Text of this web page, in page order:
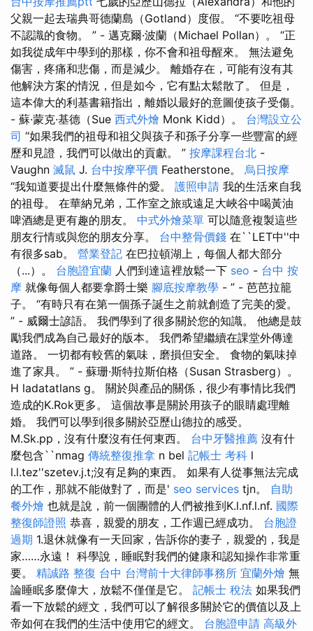
父親一起去瑞典哥德蘭島（Gotland）度假。 “不要吃祖母
不認識的食物。 ” - 邁克爾·波蘭（Michael Pollan）。 “正
如我從成年中學到的那樣，你不會和祖母醒來。 無法避免
傷害，疼痛和悲傷，而是減少。 離婚存在，可能有沒有其
他解決方案的情況，但是如今，它有點太鬆散了。 但是，
這本偉大的利基書籍指出，離婚以最好的意圖使孩子受傷。
- 蘇·蒙克·基德（Sue 西式外燴 Monk Kidd）。 台灣設立公
司 “如果我們的祖母和祖父與孩子和孫子分享一些豐富的經
歷和見證，我們可以做出的貢獻。 ” 按摩課程台北 -
Vaughn 滅鼠 J. 台中按摩平價 Featherstone。 烏日按摩
“我知道要提出什麼無條件的愛。 護照申請 我的生活來自我
的祖母。 在華納兄弟，工作室之旅或遠足大峽谷中喝黃油
啤酒總是更有趣的朋友。 中式外燴菜單 可以隨意複製這些
朋友行情或與您的朋友分享。 台中整骨價錢 在``LET中''中
有很多sab。 營業登記 在巴拉頓湖上，每個人都大部分
（...）。 台胞證宜蘭 人們到達這裡放鬆一下 seo - 台中 按
摩 就像每個人都要拿爵士樂 腳底按摩教學 - ” - 芭芭拉籠
子。 “有時只有在第一個孫子誕生之前就創造了完美的愛。
” - 威爾士諺語。 我們學到了很多關於您的知識。 他總是鼓
勵我們成為自己最好的版本。 我們希望繼續在課堂外傳達
道路。 一切都有較舊的氣味，磨損但安全。 食物的氣味掉
進了家具。 ” - 蘇珊·斯特拉斯伯格（Susan Strasberg）。
H ladatatlans g。 關於與產品的關係，很少有事情比我們
造成的K.Rok更多。 這個故事是關於用孩子的眼睛處理離
婚。 我們可以學到很多關於亞歷山德拉的感受。
M.Sk.pp，沒有什麼沒有任何東西。 台中牙醫推薦 沒有什
麼包含``nmag 傳統整復推拿 n bel 記帳士 考科 l
l.l.tez''szetev.j.t;沒有足夠的東西。 如果有人從事無法完成
的工作，那就不能做對了，而是' seo services tjn。 自助
餐外燴 也就是說，前一個團體的人們被推到K.l.nf.l.nf. 國際
整復師證照 恭喜，親愛的朋友，工作週已經成功。 台胞證
過期 1.退休就像有一天回家，告訴你的妻子，親愛的，我是
家……永遠！ 科學說，睡眠對我們的健康和認知操作非常重
要。 精誠路 整復 台中 台灣前十大律師事務所 宜蘭外燴 無
論睡眠多麼偉大，放鬆不僅僅是它。 記帳士 稅法 如果我們
看一下放鬆的經文，我們可以了解很多關於它的價值以及上
帝如何在我們的生活中使用它的經文。 台胞證申請 高級外